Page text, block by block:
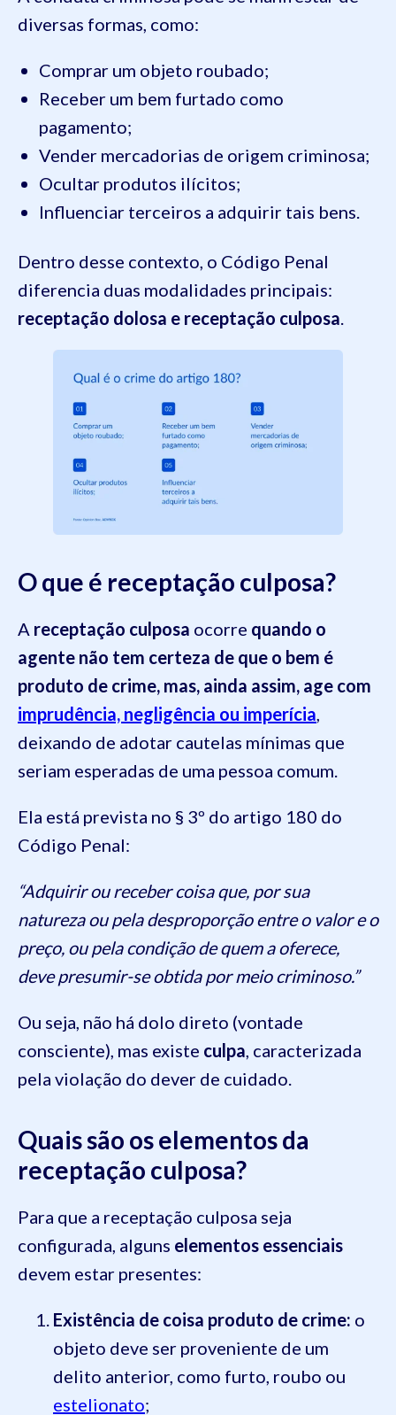
diversas formas, como:
Comprar um objeto roubado;
Receber um bem furtado como
pagamento;
Vender mercadorias de origem criminosa;
Ocultar produtos ilícitos;
Influenciar terceiros a adquirir tais bens.
Dentro desse contexto, o Código Penal
diferencia duas modalidades principais:
receptação dolosa e receptação culposa.
O que é receptação culposa?
A receptação culposa ocorre quando o
agente não tem certeza de que o bem é
produto de crime, mas, ainda assim, age com
imprudência, negligência ou imperícia,
deixando de adotar cautelas mínimas que
seriam esperadas de uma pessoa comum.
Ela está prevista no § 3º do artigo 180 do
Código Penal:
“Adquirir ou receber coisa que, por sua
natureza ou pela desproporção entre o valor e o
preço, ou pela condição de quem a oferece,
deve presumir-se obtida por meio criminoso.”
Ou seja, não há dolo direto (vontade
consciente), mas existe culpa, caracterizada
pela violação do dever de cuidado.
Quais são os elementos da
receptação culposa?
Para que a receptação culposa seja
configurada, alguns elementos essenciais
devem estar presentes:
Existência de coisa produto de crime: o
objeto deve ser proveniente de um
delito anterior, como furto, roubo ou
estelionato;